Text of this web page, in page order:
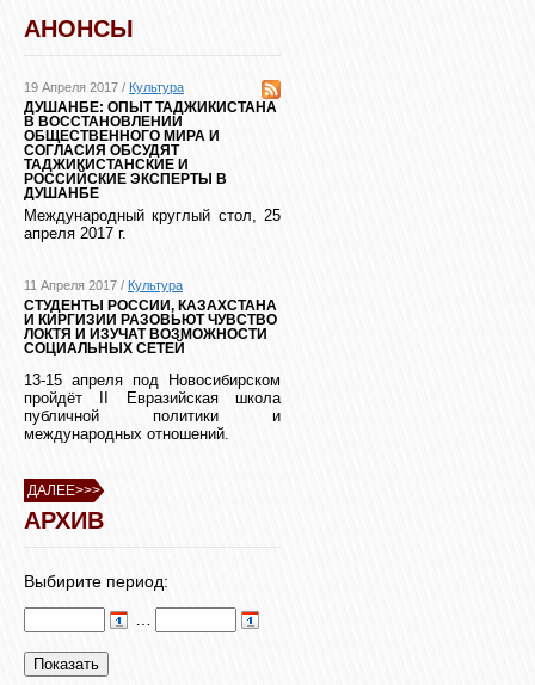
АНОНСЫ
19 Апреля 2017 / Культура
ДУШАНБЕ: ОПЫТ ТАДЖИКИСТАНА
В ВОССТАНОВЛЕНИИ
ОБЩЕСТВЕННОГО МИРА И
СОГЛАСИЯ ОБСУДЯТ
ТАДЖИКИСТАНСКИЕ И
РОССИЙСКИЕ ЭКСПЕРТЫ В
ДУШАНБЕ
Международный круглый стол, 25
апреля 2017 г.
11 Апреля 2017 / Культура
СТУДЕНТЫ РОССИИ, КАЗАХСТАНА
И КИРГИЗИИ РАЗОВЬЮТ ЧУВСТВО
ЛОКТЯ И ИЗУЧАТ ВОЗМОЖНОСТИ
СОЦИАЛЬНЫХ СЕТЕЙ
13-15 апреля под Новосибирском
пройдёт II Евразийская школа
публичной политики и
международных отношений.
ДАЛЕЕ>>>
АРХИВ
Выбирите период: